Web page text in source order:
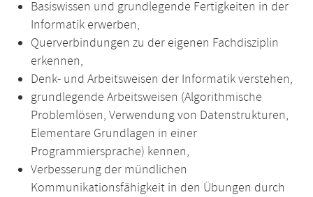
Basiswissen und grundlegende Fertigkeiten in der
Informatik erwerben,
Querverbindungen zu der eigenen Fachdisziplin
erkennen,
Denk- und Arbeitsweisen der Informatik verstehen,
grundlegende Arbeitsweisen (Algorithmische
Problemlösen, Verwendung von Datenstrukturen,
Elementare Grundlagen in einer
Programmiersprache) kennen,
Verbesserung der mündlichen
Kommunikationsfähigkeit in den Übungen durch